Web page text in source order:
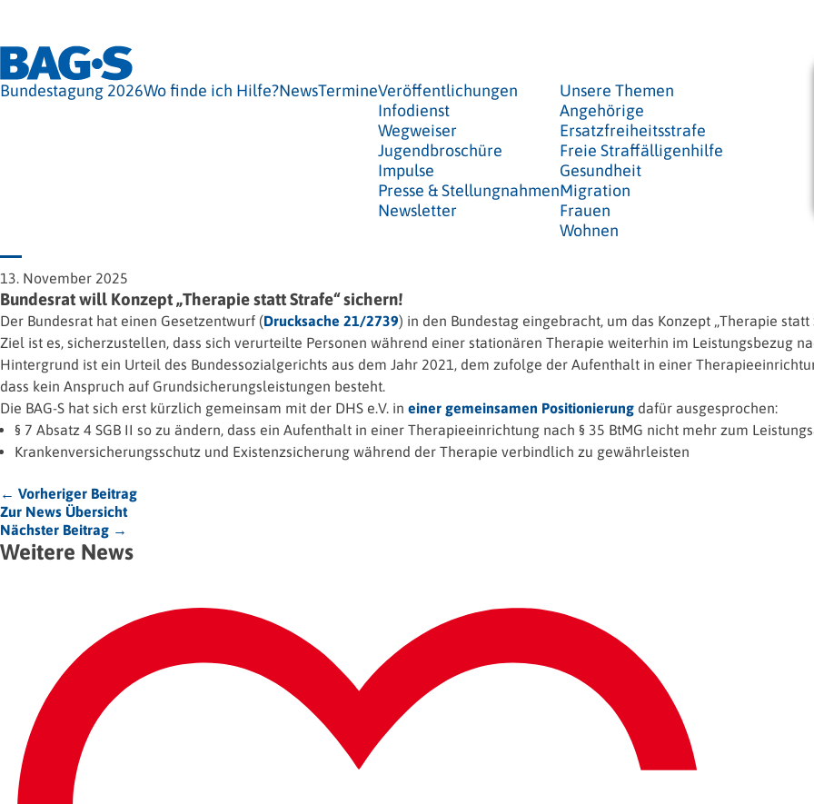
Bundestagung 2026Wo finde ich Hilfe?NewsTermineVeröffentlichungen
Infodienst
Wegweiser
Jugendbroschüre
Impulse
Presse & Stellungnahmen
Newsletter
Unsere Themen
Angehörige
Ersatzfreiheitsstrafe
Freie Straffälligenhilfe
Gesundheit
Migration
Frauen
Wohnen
13. November 2025
Bundesrat will Konzept „Therapie statt Strafe“ sichern!
Der Bundesrat hat einen Gesetzentwurf (Drucksache 21/2739) in den Bundestag eingebracht, um das Konzept „Therapie
Ziel ist es, sicherzustellen, dass sich verurteilte Personen während einer stationären Therapie weiterhin im Leistungsbezug
Hintergrund ist ein Urteil des Bundessozialgerichts aus dem Jahr 2021, dem zufolge der Aufenthalt in einer
dass kein Anspruch auf Grundsicherungsleistungen besteht.
Die BAG-S hat sich erst kürzlich gemeinsam mit der DHS e.V. in einer gemeinsamen Positionierung dafür ausgesprochen:
§ 7 Absatz 4 SGB II so zu ändern, dass ein Aufenthalt in einer Therapieeinrichtung nach § 35 BtMG nicht mehr zum
Krankenversicherungsschutz und Existenzsicherung während der Therapie verbindlich zu gewährleisten
← Vorheriger Beitrag
Zur News Übersicht
Nächster Beitrag →
Weitere News